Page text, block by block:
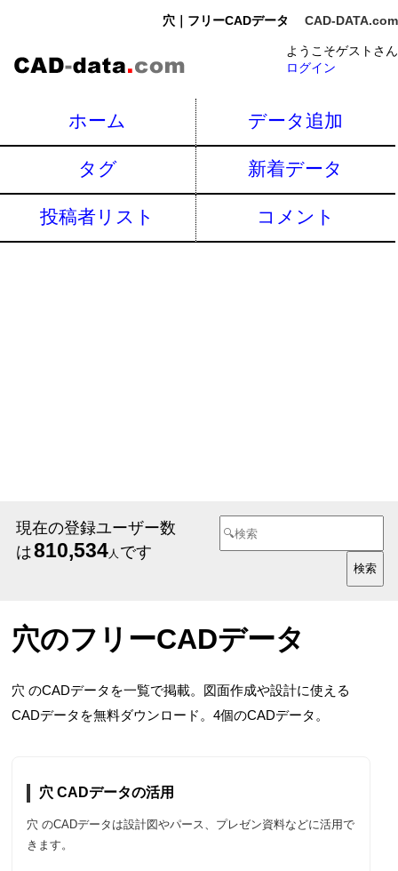
穴｜フリーCADデータ CAD-DATA.com
ようこそゲストさん
ログイン
ホーム データ追加
タグ 新着データ
投稿者リスト コメント
現在の登録ユーザー数
は810,534人 です
穴のフリーCADデータ
穴 のCADデータを一覧で掲載。図面作成や設計に使える
CADデータを無料ダウンロード。4個のCADデータ。
穴 CADデータの活用
穴 のCADデータは設計図やパース、プレゼン資料などに活用で
きます。